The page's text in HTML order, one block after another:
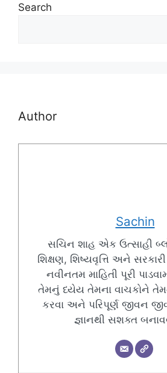
Search
Author
Sachin
સચિન શાહ એક ઉત્સાહી
શિક્ષણ, શિષ્યવૃત્તિ અને
નવીનતમ માહિતી પૂરી
તેમનું ધ્યેય તેમના વાચકોને
કરવા અને પરિપૂર્ણ જીવન
જ્ઞાનથી સશક્ત